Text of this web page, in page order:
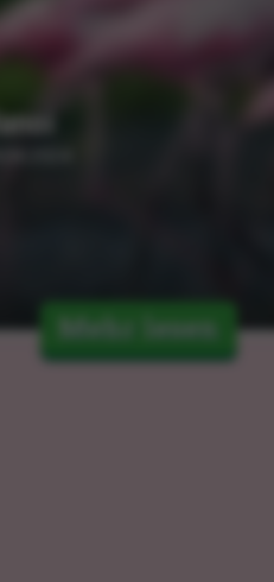
Mehr lesen